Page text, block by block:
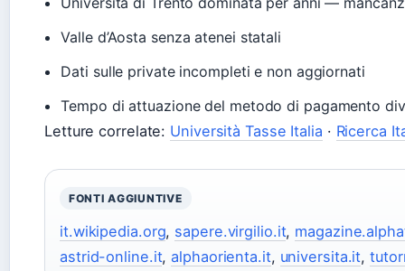
Valle d’Aosta senza atenei statali
Dati sulle private incompleti e non aggiornati
Tempo di attuazione del metodo di pagamento
Letture correlate: Università Tasse Italia · Ricerca
FONTI AGGIUNTIVE
it.wikipedia.org, sapere.virgilio.it,
astrid-online.it,alphaorienta.it, universita.it,